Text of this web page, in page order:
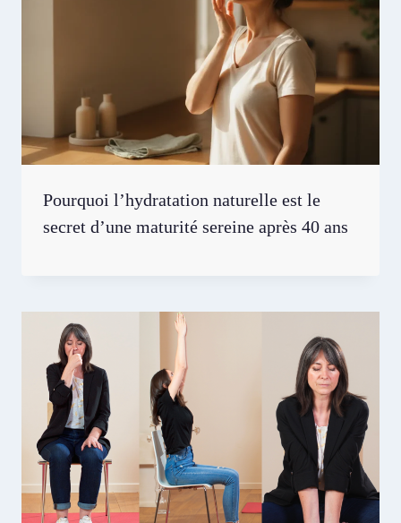
Pourquoi l’hydratation naturelle est le
secret d’une maturité sereine après 40 ans